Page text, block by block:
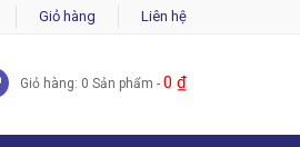
Giỏ hàng Liên hệ
Giỏ hàng: 0 Sản phẩm - 0 ₫